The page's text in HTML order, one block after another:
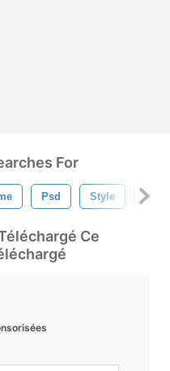
For
Psd Style
Ce